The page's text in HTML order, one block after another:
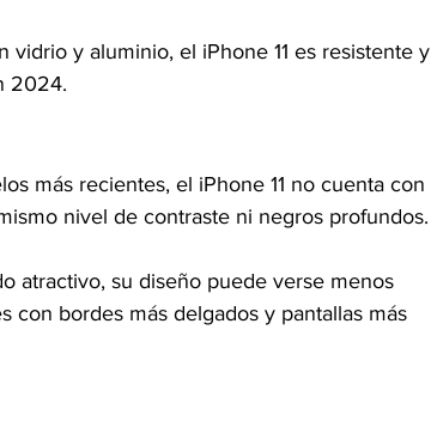
vidrio y aluminio, el iPhone 11 es resistente y
2024.
más recientes, el iPhone 11 no cuenta con
nivel de contraste ni negros profundos.
atractivo, su diseño puede verse menos
con bordes más delgados y pantallas más